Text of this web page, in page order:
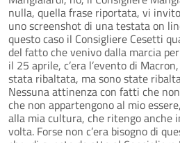
nulla, quella frase riportata, vi
uno screenshot di una testata on
questo caso il Consigliere Cesetti
del fatto che venivo dalla marcia
il 25 aprile, c’era l’evento di
stata ribaltata, ma sono state
Nessuna attinenza con fatti che
che non appartengono al mio
alla mia cultura, che ritengo anche
volta. Forse non c’era bisogno di